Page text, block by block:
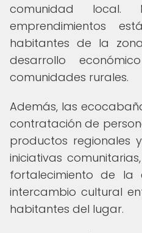
comunidad local.
emprendimientos
habitantes de la
desarrollo
comunidades rurales.
Además, las
contratación de
productos regionales
iniciativas
fortalecimiento de
intercambio cultural
habitantes del lugar.